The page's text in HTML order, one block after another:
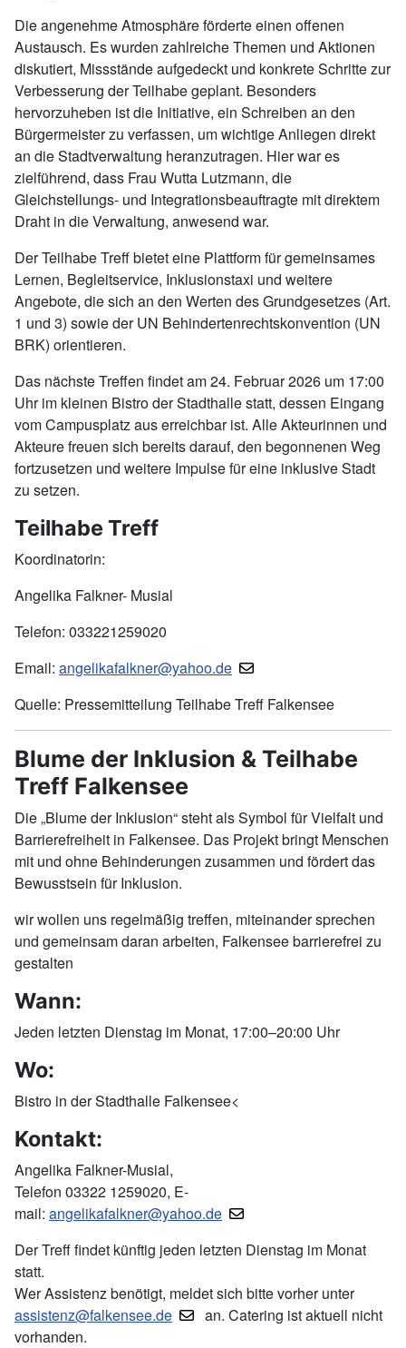
Die angenehme Atmosphäre förderte einen offenen
Austausch. Es wurden zahlreiche Themen und Aktionen
diskutiert, Missstände aufgedeckt und konkrete Schritte zur
Verbesserung der Teilhabe geplant. Besonders
hervorzuheben ist die Initiative, ein Schreiben an den
Bürgermeister zu verfassen, um wichtige Anliegen direkt
an die Stadtverwaltung heranzutragen. Hier war es
zielführend, dass Frau Wutta Lutzmann, die
Gleichstellungs- und Integrationsbeauftragte mit direktem
Draht in die Verwaltung, anwesend war.
Der Teilhabe Treff bietet eine Plattform für gemeinsames
Lernen, Begleitservice, Inklusionstaxi und weitere
Angebote, die sich an den Werten des Grundgesetzes (Art.
1 und 3) sowie der UN Behindertenrechtskonvention (UN
BRK) orientieren.
Das nächste Treffen findet am 24. Februar 2026 um 17:00
Uhr im kleinen Bistro der Stadthalle statt, dessen Eingang
vom Campusplatz aus erreichbar ist. Alle Akteurinnen und
Akteure freuen sich bereits darauf, den begonnenen Weg
fortzusetzen und weitere Impulse für eine inklusive Stadt
zu setzen.
Teilhabe Treff
Koordinatorin:
Angelika Falkner- Musial
Telefon: 033221259020
Email: angelikafalkner@yahoo.de
Quelle: Pressemitteilung Teilhabe Treff Falkensee
Blume der Inklusion & Teilhabe
Treff Falkensee
Die „Blume der Inklusion“ steht als Symbol für Vielfalt und
Barrierefreiheit in Falkensee. Das Projekt bringt Menschen
mit und ohne Behinderungen zusammen und fördert das
Bewusstsein für Inklusion.
wir wollen uns regelmäßig treffen, miteinander sprechen
und gemeinsam daran arbeiten, Falkensee barrierefrei zu
gestalten
Wann:
Jeden letzten Dienstag im Monat, 17:00–20:00 Uhr
Wo:
Bistro in der Stadthalle Falkensee<
Kontakt:
Angelika Falkner-Musial,
Telefon 03322 1259020, E-
mail: angelikafalkner@yahoo.de
Der Treff findet künftig jeden letzten Dienstag im Monat
statt.
Wer Assistenz benötigt, meldet sich bitte vorher unter
assistenz@falkensee.de
an. Catering ist aktuell nicht
vorhanden.